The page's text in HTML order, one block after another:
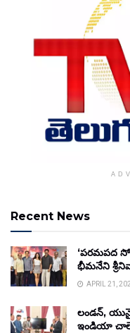
Recent News
‘పరమపద
భీమనేని
APRIL 21,
లండన్,
ఇండియా